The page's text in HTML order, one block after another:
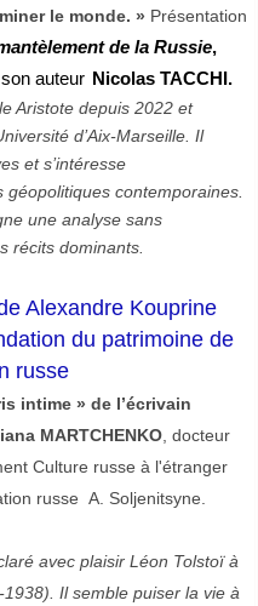
le monde. » Présentation
de la Russie,
auteur Nicolas TACCHI.
Aristote depuis 2022 et
d’Aix-Marseille. Il
et s’intéresse
contemporaines.
une analyse sans
récits dominants.
Alexandre Kouprine
du patrimoine de
russe
intime » de l’écrivain
MARTCHENKO, docteur
Culture russe à l'étranger
russe A. Soljenitsyne.
avec plaisir Léon Tolstoï à
Il semble puiser la vie à